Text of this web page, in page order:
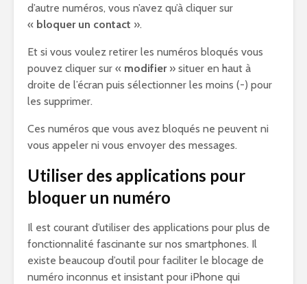
d’autre numéros, vous n’avez qu’à cliquer sur
« bloquer un contact ».
Et si vous voulez retirer les numéros bloqués vous
pouvez cliquer sur « modifier » situer en haut à
droite de l’écran puis sélectionner les moins (-) pour
les supprimer.
Ces numéros que vous avez bloqués ne peuvent ni
vous appeler ni vous envoyer des messages.
Utiliser des applications pour
bloquer un numéro
Il est courant d’utiliser des applications pour plus de
fonctionnalité fascinante sur nos smartphones. Il
existe beaucoup d’outil pour faciliter le blocage de
numéro inconnus et insistant pour iPhone qui